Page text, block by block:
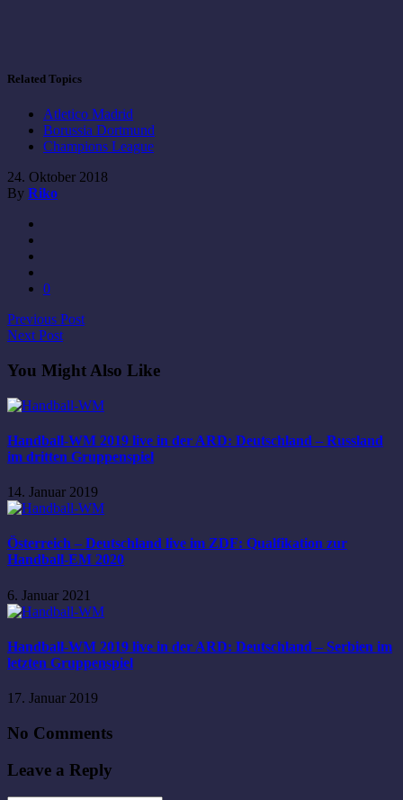
Related Topics
Atletico Madrid
Borussia Dortmund
Champions League
24. Oktober 2018
By Riko
0
Previous Post
Next Post
You Might Also Like
Handball-WM 2019 live in der ARD: Deutschland – Russland
im dritten Gruppenspiel
14. Januar 2019
Österreich – Deutschland live im ZDF: Qualfikation zur
Handball-EM 2020
6. Januar 2021
Handball-WM 2019 live in der ARD: Deutschland – Serbien im
letzten Gruppenspiel
17. Januar 2019
No Comments
Leave a Reply